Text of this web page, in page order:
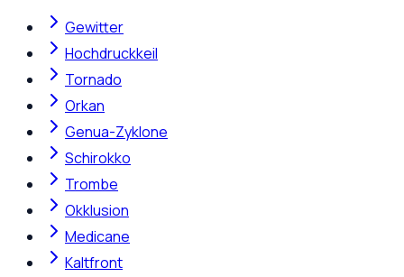
Gewitter
Hochdruckkeil
Tornado
Orkan
Genua-Zyklone
Schirokko
Trombe
Okklusion
Medicane
Kaltfront